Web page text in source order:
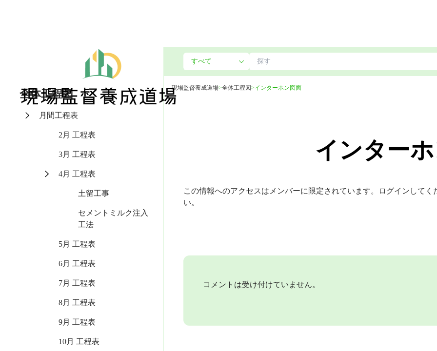
全体工程図
月間工程表
2月 工程表
3月 工程表
4月 工程表
土留工事
セメントミルク注入
工法
5月 工程表
6月 工程表
7月 工程表
8月 工程表
9月 工程表
10月 工程表
現場監督養成道場>全体工程図>インターホン図面
インター
この情報へのアクセスはメンバーに限定されています。ログインして
い。
コメントは受け付けていません。